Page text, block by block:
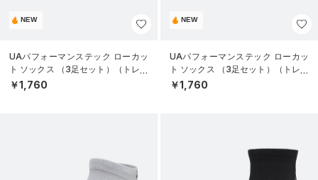
NEW
UAパフォーマンステック ローカッ
ト ソックス （3足セット）（トレー
ニング/UNISEX）
￥1,760
NEW
UAパフォーマンステック ローカッ
ト ソックス （3足セット）（トレー
ニング/UNISEX）
￥1,760